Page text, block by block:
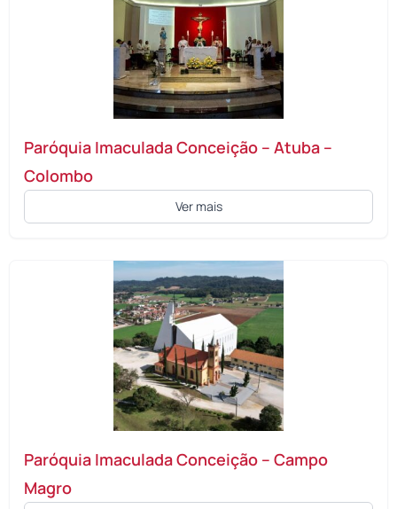
Paróquia Imaculada Conceição – Atuba –
Colombo
Ver mais
Paróquia Imaculada Conceição – Campo
Magro